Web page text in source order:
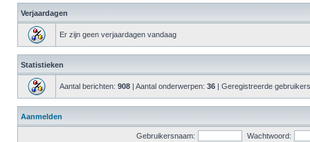
Verjaardagen
Er zijn geen verjaardagen vandaag
Statistieken
Aantal berichten: 908 | Aantal onderwerpen: 36 | Geregistreerde
Aanmelden
Gebruikersnaam: Wachtwoord: